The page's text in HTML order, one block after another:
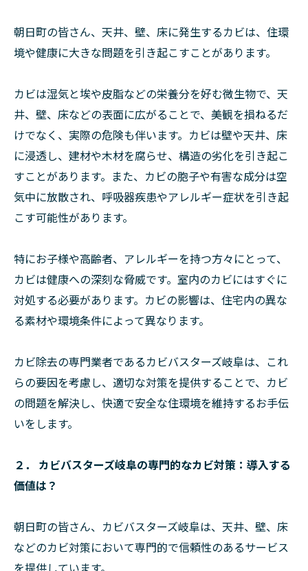
朝日町の皆さん、天井、壁、床に発生するカビは、住環
境や健康に大きな問題を引き起こすことがあります。
カビは湿気と埃や皮脂などの栄養分を好む微生物で、天
井、壁、床などの表面に広がることで、美観を損ねるだ
けでなく、実際の危険も伴います。カビは壁や天井、床
に浸透し、建材や木材を腐らせ、構造の劣化を引き起こ
すことがあります。また、カビの胞子や有害な成分は空
気中に放散され、呼吸器疾患やアレルギー症状を引き起
こす可能性があります。
特にお子様や高齢者、アレルギーを持つ方々にとって、
カビは健康への深刻な脅威です。室内のカビにはすぐに
対処する必要があります。カビの影響は、住宅内の異な
る素材や環境条件によって異なります。
カビ除去の専門業者であるカビバスターズ岐阜は、これ
らの要因を考慮し、適切な対策を提供することで、カビ
の問題を解決し、快適で安全な住環境を維持するお手伝
いをします。
２． カビバスターズ岐阜の専門的なカビ対策：導入する
価値は？
朝日町の皆さん、カビバスターズ岐阜は、天井、壁、床
などのカビ対策において専門的で信頼性のあるサービス